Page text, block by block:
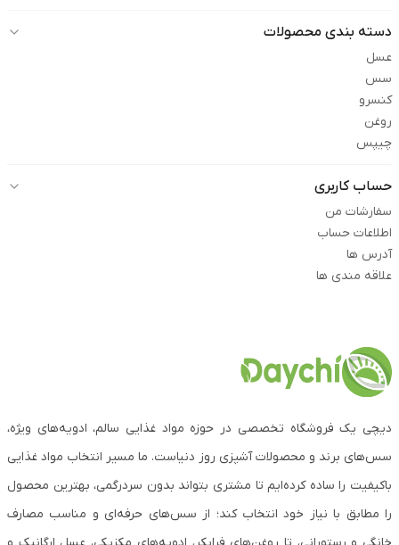
دسته بندی محصولات
عسل
سس
کنسرو
روغن
چیپس
حساب کاربری
سفارشات من
اطلاعات حساب
آدرس ها
علاقه مندی ها
دیچی یک فروشگاه تخصصی در حوزه مواد غذایی سالم، ادویه‌های ویژه،
سس‌های برند و محصولات آشپزی روز دنیاست. ما مسیر انتخاب مواد غذایی
باکیفیت را ساده کرده‌ایم تا مشتری بتواند بدون سردرگمی، بهترین محصول
را مطابق با نیاز خود انتخاب کند؛ از سس‌های حرفه‌ای و مناسب مصارف